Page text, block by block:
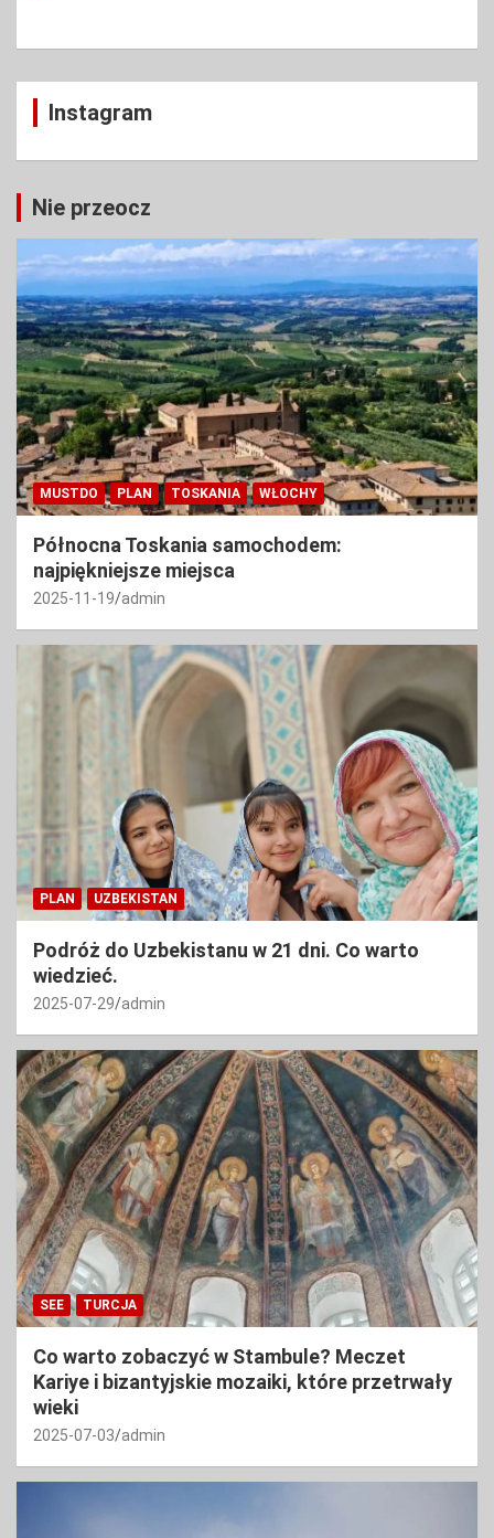
Instagram
Nie przeocz
MUSTDO PLAN TOSKANIA WŁOCHY
Północna Toskania samochodem:
najpiękniejsze miejsca
2025-11-19 admin
PLAN UZBEKISTAN
Podróż do Uzbekistanu w 21 dni. Co warto
wiedzieć.
2025-07-29 admin
SEE TURCJA
Co warto zobaczyć w Stambule? Meczet
Kariye i bizantyjskie mozaiki, które przetrwały
wieki
2025-07-03 admin